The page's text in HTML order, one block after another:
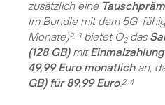
zusätzlich eine
Im Bundle mit dem 5G-
Monate)2, 3bietet O2das
(128 GB)mit
49,99 Euro monatlichan,
GB) für 89,99 Euro. 2, 4